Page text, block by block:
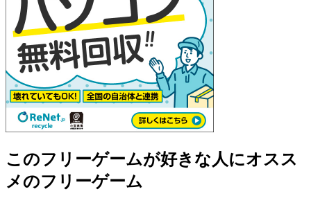
このフリーゲームが好きな人にオスス
メのフリーゲーム